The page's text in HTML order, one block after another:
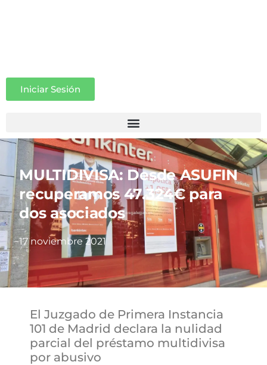
Iniciar Sesión
MULTIDIVISA: Desde ASUFIN
recuperamos 47.324€ para
dos asociados
17 noviembre 2021
El Juzgado de Primera Instancia
101 de Madrid declara la nulidad
parcial del préstamo multidivisa
por abusivo